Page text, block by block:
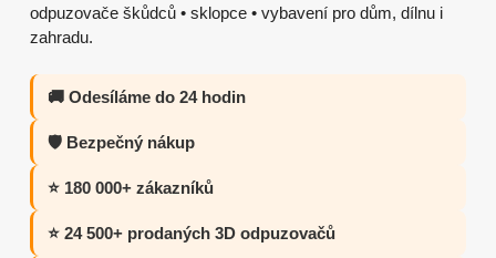
odpuzovače škůdců • sklopce • vybavení pro dům, dílnu i
zahradu.
🚚 Odesíláme do 24 hodin
🛡️ Bezpečný nákup
⭐ 180 000+ zákazníků
⭐ 24 500+ prodaných 3D odpuzovačů